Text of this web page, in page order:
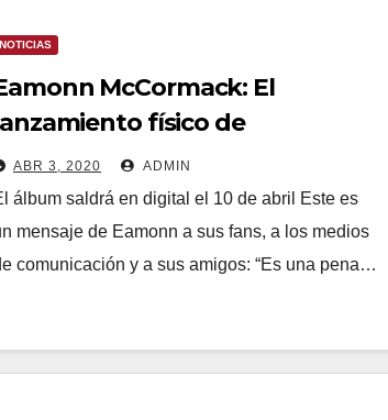
NOTICIAS
McCormack: El
físico de
se pospone al 29
Mayo
ABR 3, 2020 ADMIN
álbum saldrá en digital el 10 de abril Este es
mensaje de Eamonn a sus fans, a los medios
comunicación y a sus amigos: “Es una pena…